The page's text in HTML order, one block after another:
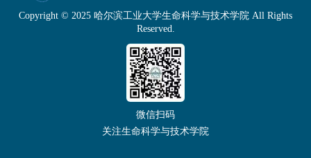
Copyright © 2025 哈尔滨工业大学生命科学与技术学院 All Rights
Reserved.
微信扫码
关注生命科学与技术学院